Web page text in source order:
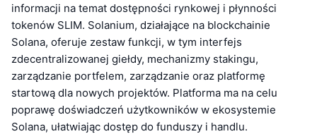
informacji na temat dostępności rynkowej i płynności
tokenów SLIM. Solanium, działające na blockchainie
Solana, oferuje zestaw funkcji, w tym interfejs
zdecentralizowanej giełdy, mechanizmy stakingu,
zarządzanie portfelem, zarządzanie oraz platformę
startową dla nowych projektów. Platforma ma na celu
poprawę doświadczeń użytkowników w ekosystemie
Solana, ułatwiając dostęp do funduszy i handlu.